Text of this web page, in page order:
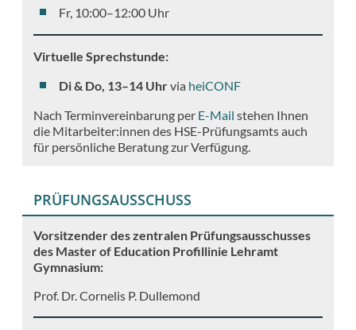
Fr, 10:00–12:00 Uhr
Virtuelle Sprechstunde:
Di & Do, 13–14 Uhrvia heiCONF
Nach Terminvereinbarung per E-Mail stehen Ihnen
die Mitarbeiter:innen des HSE-Prüfungsamts auch
für persönliche Beratung zur Verfügung.
PRÜFUNGSAUSSCHUSS
Vorsitzender des zentralen Prüfungsausschusses
des Master of Education Profillinie Lehramt
Gymnasium:
Prof. Dr. Cornelis P. Dullemond